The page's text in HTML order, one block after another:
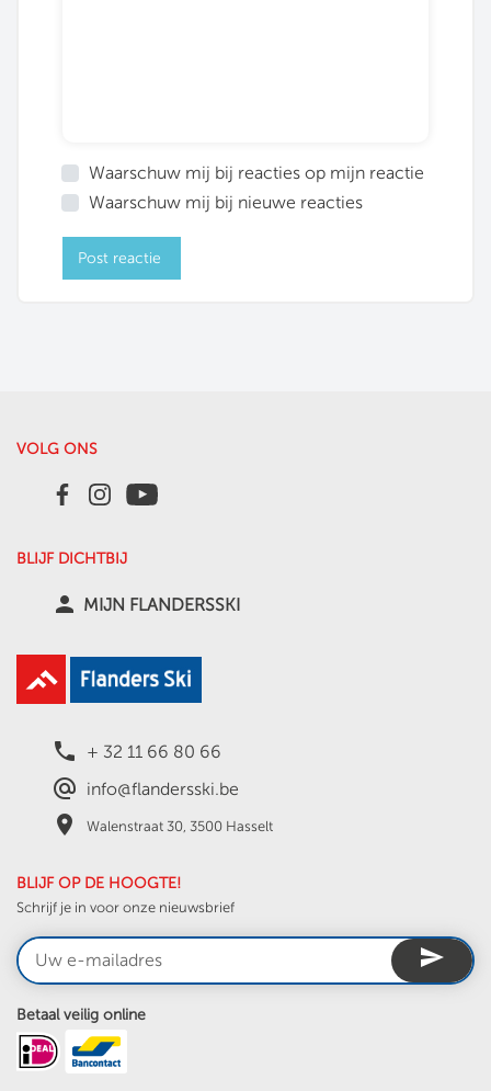
Waarschuw mij bij reacties op mijn reactie
Waarschuw mij bij nieuwe reacties
Post reactie
VOLG ONS
BLIJF DICHTBIJ
person MIJN FLANDERSSKI
local_phone + 32 11 66 80 66
alternate_email info@flandersski.be
place Walenstraat 30, 3500 Hasselt
BLIJF OP DE HOOGTE!
Schrijf je in voor onze nieuwsbrief
send
Betaal veilig online